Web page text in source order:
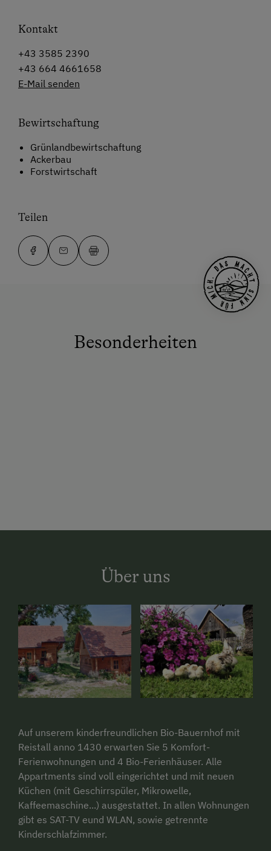
Kontakt
+43 3585 2390
+43 664 4661658
E-Mail senden
Bewirtschaftung
Grünlandbewirtschaftung
Ackerbau
Forstwirtschaft
Teilen
Besonderheiten
Über uns
Auf unserem kinderfreundlichen Bio-Bauernhof mit
Reistall anno 1430 erwarten Sie 5 Komfort-
Ferienwohnungen und 4 Bio-Ferienhäuser. Alle
Appartments sind voll eingerichtet und mit neuen
Küchen (mit Geschirrspüler, Mikrowelle,
Kaffeemaschine...) ausgestattet. In allen Wohnungen
gibt es SAT-TV eund WLAN, sowie getrennte
Kinderschlafzimmer.